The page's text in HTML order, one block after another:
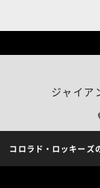
ジャイア
コロラド・ロッキーズ